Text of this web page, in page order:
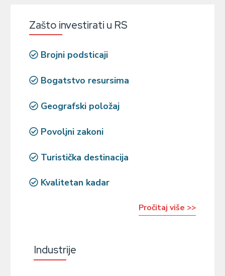
Zašto investirati u RS
Brojni podsticaji
Bogatstvo resursima
Geografski položaj
Povoljni zakoni
Turistička destinacija
Kvalitetan kadar
Pročitaj više >>
Industrije